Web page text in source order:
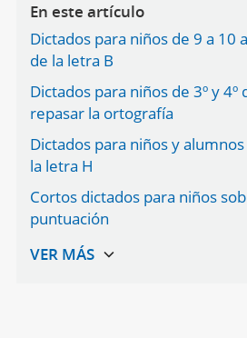
En este artículo
Dictados para niños de 9 a 10
de la letra B
Dictados para niños de 3º y
repasar la ortografía
Dictados para niños y
la letra H
Cortos dictados para niños
puntuación